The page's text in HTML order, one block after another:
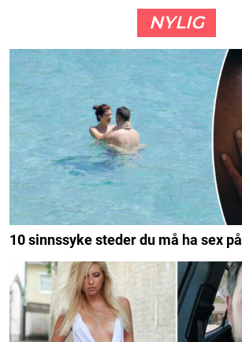
NYLIG
10 sinnssyke steder du må ha sex på